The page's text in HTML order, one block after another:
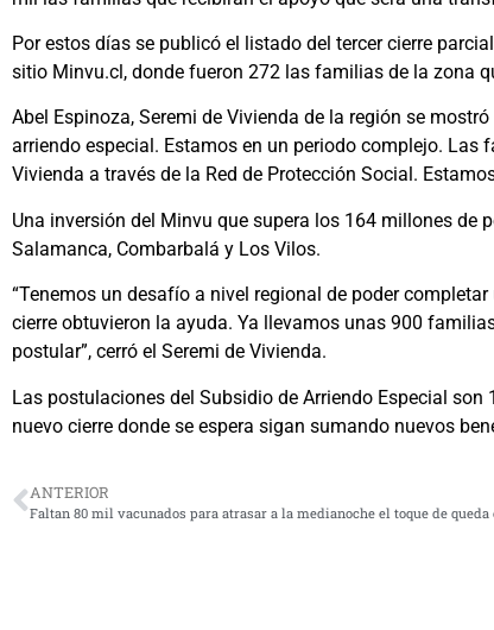
Por estos días se publicó el listado del tercer cierre
sitio Minvu.cl, donde fueron 272 las familias de la zona
Abel Espinoza, Seremi de Vivienda de la región se
arriendo especial. Estamos en un periodo complejo.
Vivienda a través de la Red de Protección Social.
Una inversión del Minvu que supera los 164 millones de
Salamanca, Combarbalá y Los Vilos.
“Tenemos un desafío a nivel regional de poder
cierre obtuvieron la ayuda. Ya llevamos unas 900
postular”, cerró el Seremi de Vivienda.
Las postulaciones del Subsidio de Arriendo Especial
nuevo cierre donde se espera sigan sumando nuevos
ANTERIOR
Faltan 80 mil vacunados para atrasar a la medianoche el toque de queda